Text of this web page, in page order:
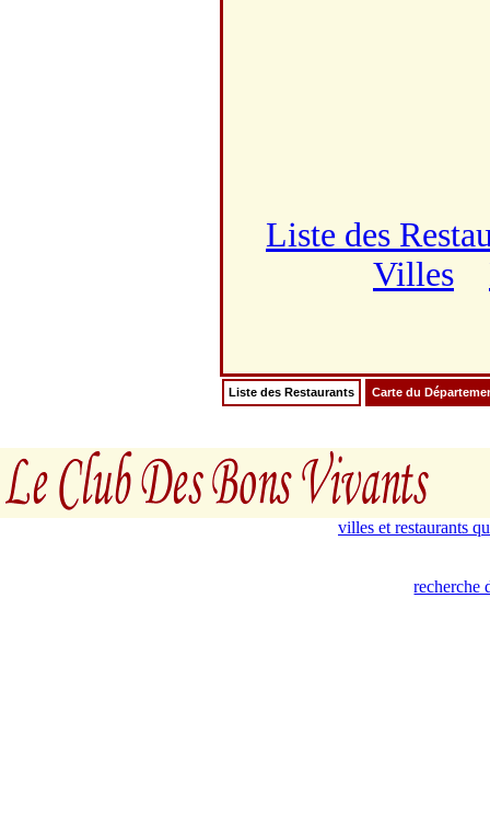
Liste des
Villes
Liste des Restaurants Carte du
villes et restaurants
recherche